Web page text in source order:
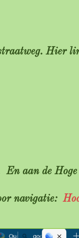
Hier
En aan de
navigatie: